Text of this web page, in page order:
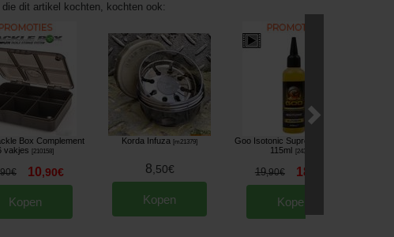
die dit artikel kochten, kochten ook:
Box Complement
vakjes
[210158]
90€ 10,90€
Kopen
Korda Infuza [m21379]
8,50€
Kopen
Goo Isotonic Supreme Booster
115ml
243150
19,90€ 18
Kopen